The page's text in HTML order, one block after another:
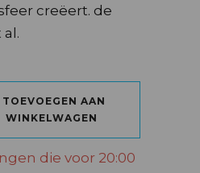
creëert. de
quantity
TOEVOEGEN AAN
WINKELWAGEN
die voor 20:00